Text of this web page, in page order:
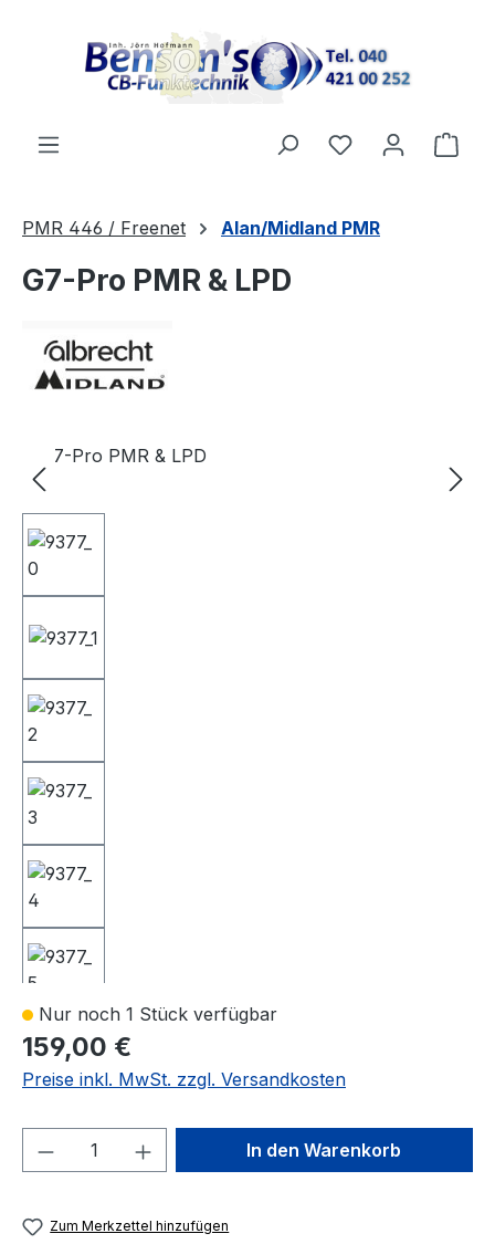
PMR 446 / Freenet Alan/Midland PMR
G7-Pro PMR & LPD
Bildergalerie überspringen
Nur noch 1 Stück verfügbar
159,00 €
Preise inkl. MwSt. zzgl. Versandkosten
Produkt Anzahl: Gib denIn den Warenkorb
Zum Merkzettel hinzufügen